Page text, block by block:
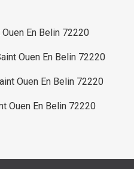
En Belin 72220
Ouen En Belin 72220
Ouen En Belin 72220
Ouen En Belin 72220